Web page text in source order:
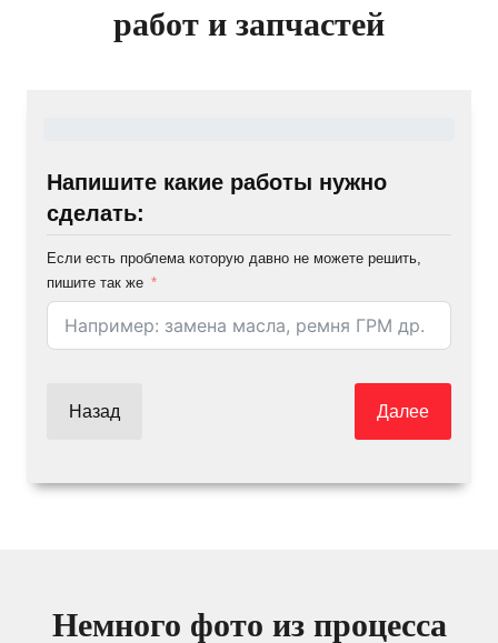
работ и запчастей
Напишите какие работы нужно
сделать:
Если есть проблема которую давно не можете решить,
пишите так же
Назад Далее
Немного фото из процесса